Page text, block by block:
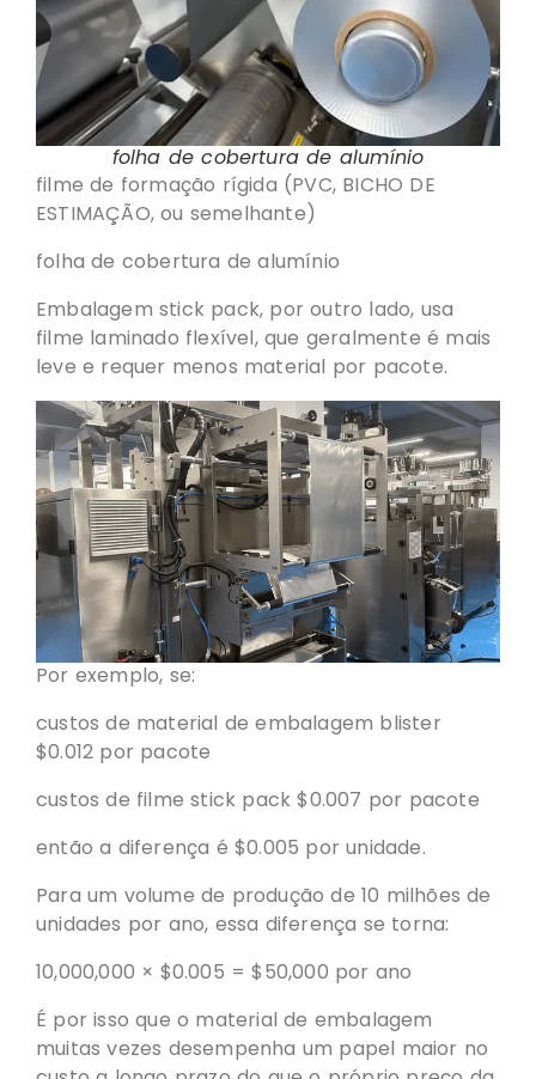
folha de cobertura de alumínio
filme de formação rígida (PVC, BICHO DE
ESTIMAÇÃO, ou semelhante)
folha de cobertura de alumínio
Embalagem stick pack, por outro lado, usa
filme laminado flexível, que geralmente é mais
leve e requer menos material por pacote.
Por exemplo, se:
custos de material de embalagem blister
$0.012 por pacote
custos de filme stick pack $0.007 por pacote
então a diferença é $0.005 por unidade.
Para um volume de produção de 10 milhões de
unidades por ano, essa diferença se torna:
10,000,000 × $0.005 = $50,000 por ano
É por isso que o material de embalagem
muitas vezes desempenha um papel maior no